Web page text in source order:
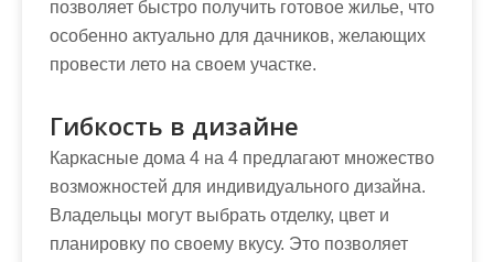
позволяет быстро получить готовое жилье, что
особенно актуально для дачников, желающих
провести лето на своем участке.
Гибкость в дизайне
Каркасные дома 4 на 4 предлагают множество
возможностей для индивидуального дизайна.
Владельцы могут выбрать отделку, цвет и
планировку по своему вкусу. Это позволяет